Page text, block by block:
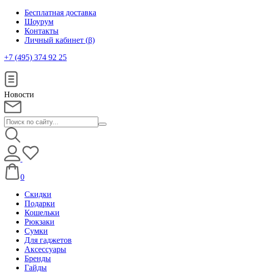
Бесплатная доставка
Шоурум
Контакты
Личный кабинет (β)
+7 (495) 374 92 25
Новости
0
Скидки
Подарки
Кошельки
Рюкзаки
Сумки
Для гаджетов
Аксессуары
Бренды
Гайды